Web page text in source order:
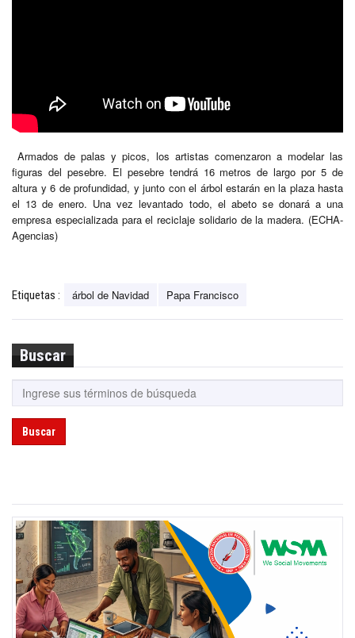
Armados de palas y picos, los artistas comenzaron a modelar las
figuras del pesebre. El pesebre tendrá 16 metros de largo por 5 de
altura y 6 de profundidad, y junto con el árbol estarán en la plaza hasta
el 13 de enero. Una vez levantado todo, el abeto se donará a una
empresa especializada para el reciclaje solidario de la madera. (ECHA-
Agencias)
Etiquetas : árbol de Navidad Papa Francisco
Buscar
Buscar